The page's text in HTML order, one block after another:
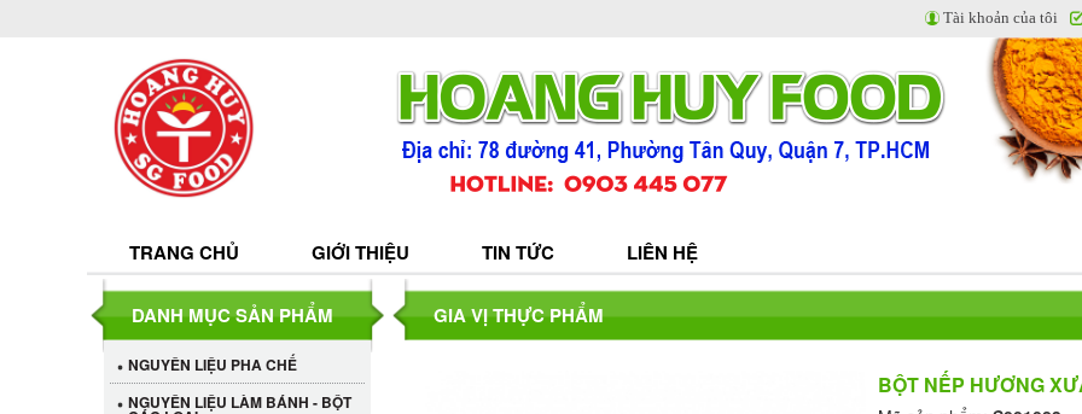
TRANG CHỦ GIỚI THIỆU TIN TỨC LIÊN HỆ
Tài khoản của tôi
GIA VỊ THỰC PHẨM
BỘT NẾP HƯƠNG
DANH MỤC SẢN PHẨM
NGUYÊN LIỆU PHA CHẾ
NGUYÊN LIỆU LÀM BÁNH - BỘT